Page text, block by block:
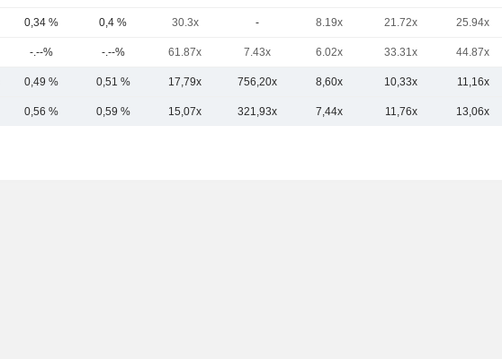
0,34 % 0,4 % 30.3x - 8.19x 21.72x 25.94x
-.--% -.--% 61.87x 7.43x 6.02x 33.31x 44.87x
0,49 % 0,51 % 17,79x 756,20x 8,60x 10,33x 11,16x
0,56 % 0,59 % 15,07x 321,93x 7,44x 11,76x 13,06x